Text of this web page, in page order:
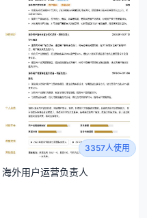
3357人使用
海外用户运营负责人